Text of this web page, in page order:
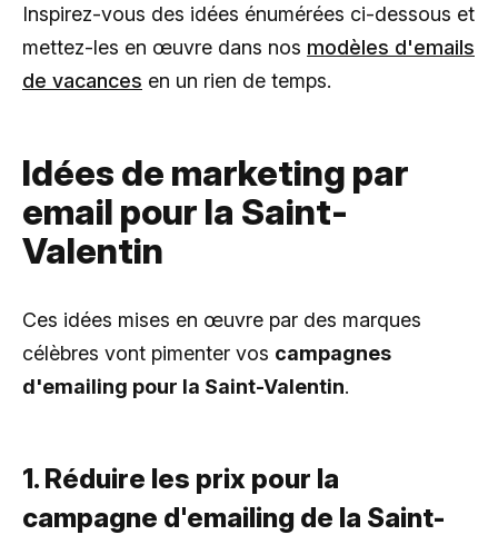
Inspirez-vous des idées énumérées ci-dessous et
mettez-les en œuvre dans nos modèles d'emails
de vacances en un rien de temps.
Idées de marketing par
email pour la Saint-
Valentin
Ces idées mises en œuvre par des marques
célèbres vont pimenter vos campagnes
d'emailing pour la Saint-Valentin.
1. Réduire les prix pour la
campagne d'emailing de la Saint-